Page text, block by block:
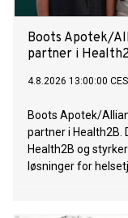
Boots Apotek/
partner i
4.8.2026 13:00:00
Boots Apotek/
partner i
Health2B og
løsninger for